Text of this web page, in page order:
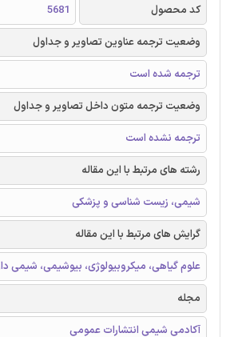
کد محصول
5681
وضعیت ترجمه عناوین تصاویر و جداول
ترجمه شده است
وضعیت ترجمه متون داخل تصاویر و جداول
ترجمه نشده است
رشته های مرتبط با این مقاله
شیمی، زیست شناسی و پزشکی
گرایش های مرتبط با این مقاله
علوم گیاهی، میکروبیولوژی، بیوشیمی، شیمی
مجله
آکادمی شیمی انتشارات عمومی